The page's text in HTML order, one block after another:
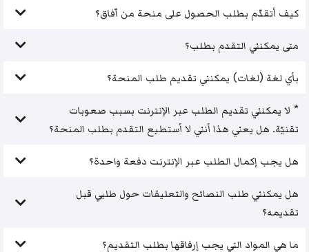
كيف أتقدّم بطلب الحصول على منحة من آفاق؟
متى يمكنني التقدم بطلب؟
بأي لغة (لغات) يمكنني تقديم طلب المنحة؟
* لا يمكنني تقديم الطلب عبر الإنترنت بسبب صعوبات
تقنيّة. هل يعني هذا أنني لا أستطيع التقدم بطلب المنحة؟
هل يجب إكمال الطلب عبر الإنترنت دفعة واحدة؟
هل يمكنني طلب النصائح والتعليقات حول طلبي قبل
تقديمه؟
ما هي المواد التي يجب إرفاقها بطلب التقديم؟